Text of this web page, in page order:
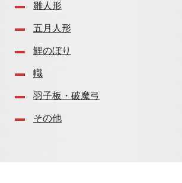
雛人形
五月人形
鯉のぼり
幟
羽子板・破魔弓
その他